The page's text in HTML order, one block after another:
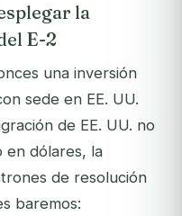
la
E-2
una inversión
sede en EE. UU.
de EE. UU. no
en dólares, la
de resolución
baremos: